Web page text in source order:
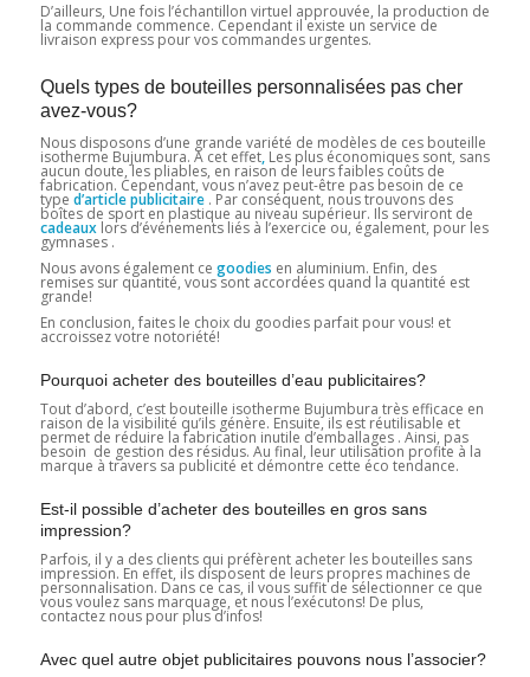
D’ailleurs, Une fois l’échantillon virtuel approuvée, la production de
la commande commence. Cependant il existe un service de
livraison express pour vos commandes urgentes.
Quels types de bouteilles personnalisées pas cher
avez-vous?
Nous disposons d’une grande variété de modèles de ces bouteille
isotherme Bujumbura. A cet effet,Les plus économiques sont, sans
aucun doute, les pliables, en raison de leurs faibles coûts de
fabrication. Cependant, vous n’avez peut-être pas besoin de ce
type d’article publicitaire. Par conséquent, nous trouvons des
boîtes de sport en plastique au niveau supérieur. Ils serviront de
cadeauxlors d’événements liés à l’exercice ou, également, pour les
gymnases .
Nous avons également ce goodies en aluminium. Enfin, des
remises sur quantité, vous sont accordées quand la quantité est
grande!
En conclusion, faites le choix du goodies parfait pour vous! et
accroissez votre notoriété!
Pourquoi acheter des bouteilles d’eau publicitaires?
Tout d’abord, c’est bouteille isotherme Bujumbura très efficace en
raison de la visibilité qu’ils génère. Ensuite, ils est réutilisable et
permet de réduire la fabrication inutile d’emballages . Ainsi, pas
besoin de gestion des résidus. Au final, leur utilisation profite à la
marque à travers sa publicité et démontre cette éco tendance.
Est-il possible d’acheter des bouteilles en gros sans
impression?
Parfois, il y a des clients qui préfèrent acheter les bouteilles sans
impression. En effet, ils disposent de leurs propres machines de
personnalisation. Dans ce cas, il vous suffit de sélectionner ce que
vous voulez sans marquage, et nous l’exécutons! De plus,
contactez nous pour plus d’infos!
Avec quel autre objet publicitaires pouvons nous l’associer?